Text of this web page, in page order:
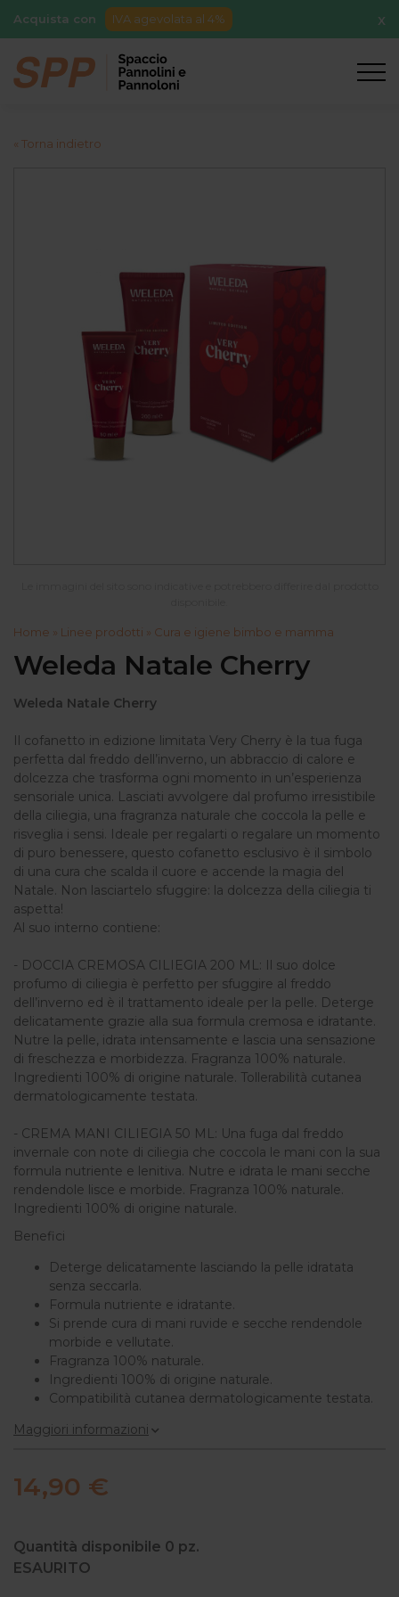
Acquista con IVA agevolata al 4% X
« Torna indietro
Home » Linee prodotti » Cura e igiene bimbo e mamma
Weleda Natale Cherry
Weleda Natale Cherry
Il cofanetto in edizione limitata Very Cherry è la tua fuga
perfetta dal freddo dell’inverno, un abbraccio di calore e
dolcezza che trasforma ogni momento in un’esperienza
sensoriale unica. Lasciati avvolgere dal profumo irresistibile
della ciliegia, una fragranza naturale che coccola la pelle e
risveglia i sensi. Ideale per regalarti o regalare un momento
di puro benessere, questo cofanetto esclusivo è il simbolo
di una cura che scalda il cuore e accende la magia del
Natale. Non lasciartelo sfuggire: la dolcezza della ciliegia ti
aspetta!
Al suo interno contiene:
- DOCCIA CREMOSA CILIEGIA 200 ML: Il suo dolce
profumo di ciliegia è perfetto per sfuggire al freddo
dell’inverno ed è il trattamento ideale per la pelle. Deterge
delicatamente grazie alla sua formula cremosa e idratante.
Nutre la pelle, idrata intensamente e lascia una sensazione
di freschezza e morbidezza. Fragranza 100% naturale.
Ingredienti 100% di origine naturale. Tollerabilità cutanea
dermatologicamente testata.
- CREMA MANI CILIEGIA 50 ML: Una fuga dal freddo
invernale con note di ciliegia che coccola le mani con la sua
formula nutriente e lenitiva. Nutre e idrata le mani secche
rendendole lisce e morbide. Fragranza 100% naturale.
Ingredienti 100% di origine naturale.
Benefici
Deterge delicatamente lasciando la pelle idratata
senza seccarla.
Formula nutriente e idratante.
Si prende cura di mani ruvide e secche rendendole
morbide e vellutate.
Fragranza 100% naturale.
Ingredienti 100% di origine naturale.
Compatibilità cutanea dermatologicamente testata.
Maggiori informazioni
14,90 €
Quantità disponibile 0 pz.
ESAURITO